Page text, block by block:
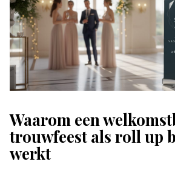
Waarom een
trouwfeest als roll up
werkt